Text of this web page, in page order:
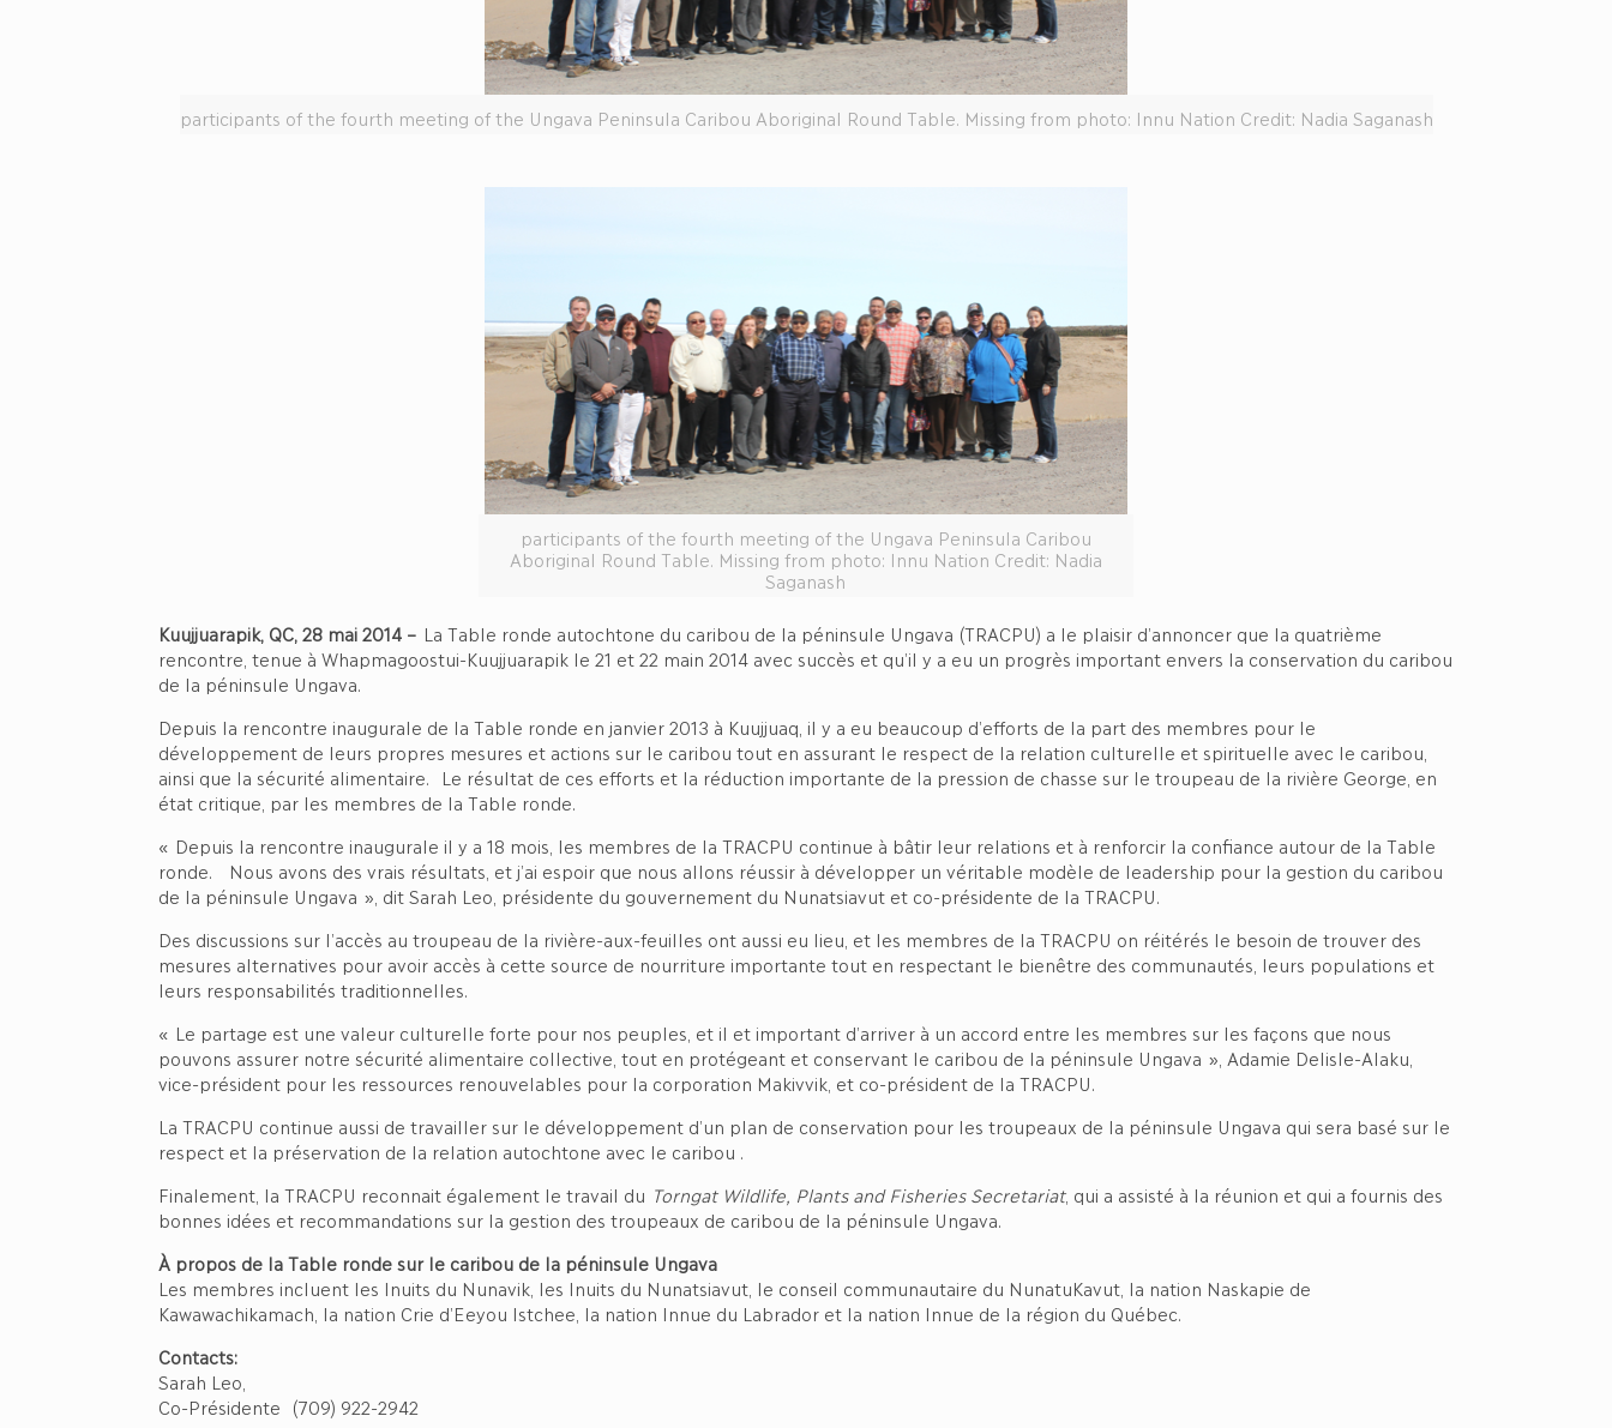
participants of the fourth meeting of the Ungava Peninsula Caribou Aboriginal Round Table. Missing from photo: Innu Nation Credit: Nadia Saganash
participants of the fourth meeting of the Ungava Peninsula Caribou
Aboriginal Round Table. Missing from photo: Innu Nation Credit: Nadia
Saganash
Kuujjuarapik, QC, 28 mai 2014 – La Table ronde autochtone du caribou de la péninsule Ungava (TRACPU) a le plaisir d’annoncer que la quatrième
rencontre, tenue à Whapmagoostui-Kuujjuarapik le 21 et 22 main 2014 avec succès et qu’il y a eu un progrès important envers la conservation du caribou
de la péninsule Ungava.
Depuis la rencontre inaugurale de la Table ronde en janvier 2013 à Kuujjuaq, il y a eu beaucoup d’efforts de la part des membres pour le
développement de leurs propres mesures et actions sur le caribou tout en assurant le respect de la relation culturelle et spirituelle avec le caribou,
ainsi que la sécurité alimentaire. Le résultat de ces efforts et la réduction importante de la pression de chasse sur le troupeau de la rivière George, en
état critique, par les membres de la Table ronde.
« Depuis la rencontre inaugurale il y a 18 mois, les membres de la TRACPU continue à bâtir leur relations et à renforcir la confiance autour de la Table
ronde. Nous avons des vrais résultats, et j’ai espoir que nous allons réussir à développer un véritable modèle de leadership pour la gestion du caribou
de la péninsule Ungava », dit Sarah Leo, présidente du gouvernement du Nunatsiavut et co-présidente de la TRACPU.
Des discussions sur l’accès au troupeau de la rivière-aux-feuilles ont aussi eu lieu, et les membres de la TRACPU on réitérés le besoin de trouver des
mesures alternatives pour avoir accès à cette source de nourriture importante tout en respectant le bienêtre des communautés, leurs populations et
leurs responsabilités traditionnelles.
« Le partage est une valeur culturelle forte pour nos peuples, et il et important d’arriver à un accord entre les membres sur les façons que nous
pouvons assurer notre sécurité alimentaire collective, tout en protégeant et conservant le caribou de la péninsule Ungava », Adamie Delisle-Alaku,
vice-président pour les ressources renouvelables pour la corporation Makivvik, et co-président de la TRACPU.
La TRACPU continue aussi de travailler sur le développement d’un plan de conservation pour les troupeaux de la péninsule Ungava qui sera basé sur le
respect et la préservation de la relation autochtone avec le caribou .
Finalement, la TRACPU reconnait également le travail du Torngat Wildlife, Plants and Fisheries Secretariat, qui a assisté à la réunion et qui a fournis des
bonnes idées et recommandations sur la gestion des troupeaux de caribou de la péninsule Ungava.
À propos de la Table ronde sur le caribou de la péninsule Ungava
Les membres incluent les Inuits du Nunavik, les Inuits du Nunatsiavut, le conseil communautaire du NunatuKavut, la nation Naskapie de
Kawawachikamach, la nation Crie d’Eeyou Istchee, la nation Innue du Labrador et la nation Innue de la région du Québec.
Contacts:
Sarah Leo,
Co-Présidente (709) 922-2942